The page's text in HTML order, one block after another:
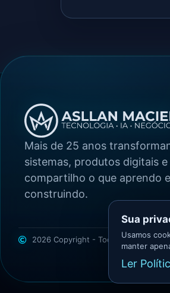
Mais de 25 anos
sistemas, produtos digitais
compartilho o que aprendo
construindo.
2026 Copyright - Todos os direitos
Sua
Usamos
manter
Ler